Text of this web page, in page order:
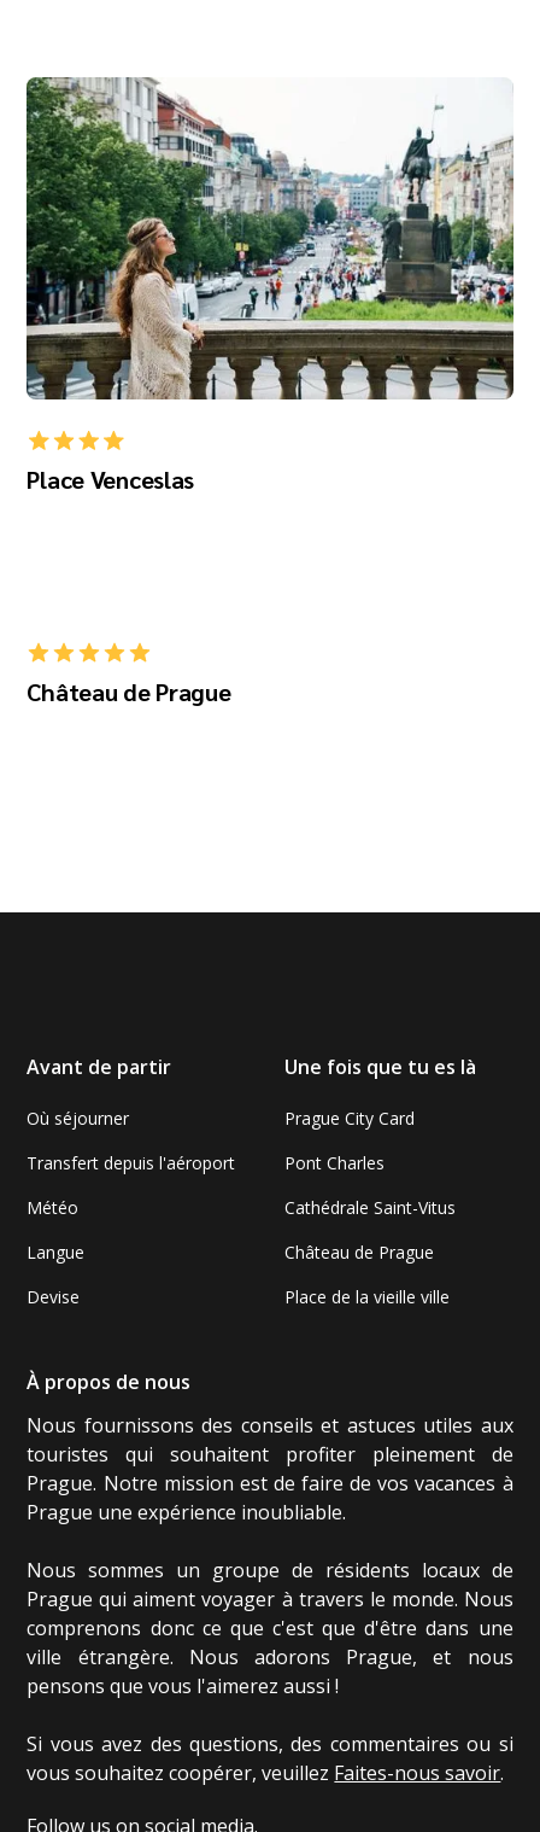
Place Venceslas
Château de Prague
Avant de partir
Où séjourner
Transfert depuis l'aéroport
Météo
Langue
Devise
Une fois que tu es là
Prague City Card
Pont Charles
Cathédrale Saint-Vitus
Château de Prague
Place de la vieille ville
À propos de nous
Nous fournissons des conseils et astuces utiles aux
touristes qui souhaitent profiter pleinement de
Prague. Notre mission est de faire de vos vacances à
Prague une expérience inoubliable.
Nous sommes un groupe de résidents locaux de
Prague qui aiment voyager à travers le monde. Nous
comprenons donc ce que c'est que d'être dans une
ville étrangère. Nous adorons Prague, et nous
pensons que vous l'aimerez aussi !
Si vous avez des questions, des commentaires ou si
vous souhaitez coopérer, veuillez Faites-nous savoir.
Follow us on social media.